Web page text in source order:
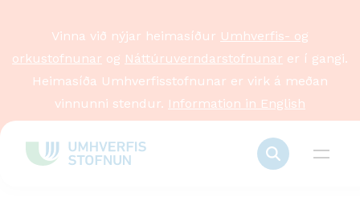
Vinna við nýjar heimasíður Umhverfis- og
orkustofnunar og Náttúruverndarstofnunar er í gangi.
Heimasíða Umhverfisstofnunar er virk á meðan
vinnunni stendur. Information in English